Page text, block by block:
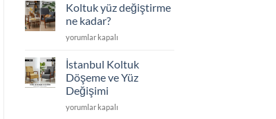
Koltuk yüz değiştirme
ne kadar?
Koltuk
değiştirme
kadar?
için
yorumlar kapalı
İstanbul Koltuk
Döşeme ve Yüz
Değişimi
İstanbul
yorumlar kapalı